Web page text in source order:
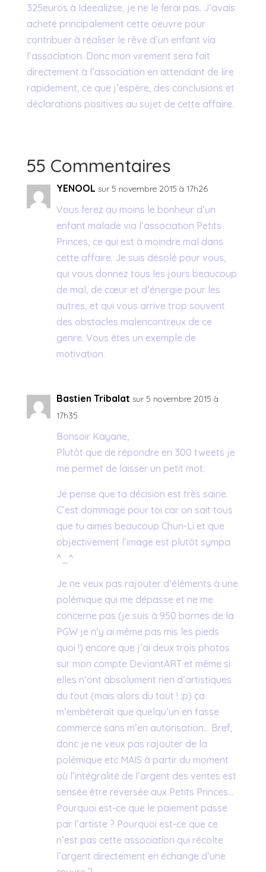
325euros à Ideealizse, je ne le ferai pas. J’avais
acheté principalement cette oeuvre pour
contribuer à réaliser le rêve d’un enfant via
l’association. Donc mon virement sera fait
directement à l’association en attendant de lire
rapidement, ce que j’espère, des conclusions et
déclarations positives au sujet de cette affaire.
55 Commentaires
YENOOL sur 5 novembre 2015 à 17h26
Vous ferez au moins le bonheur d’un
enfant malade via l’association Petits
Princes, ce qui est à moindre mal dans
cette affaire. Je suis désolé pour vous,
qui vous donnez tous les jours beaucoup
de mal, de cœur et d’énergie pour les
autres, et qui vous arrive trop souvent
des obstacles malencontreux de ce
genre. Vous êtes un exemple de
motivation.
Bastien Tribalat sur 5 novembre 2015 à
17h35
Bonsoir Kayane,
Plutôt que de répondre en 300 tweets je
me permet de laisser un petit mot.
Je pense que ta décision est très saine.
C’est dommage pour toi car on sait tous
que tu aimes beaucoup Chun-Li et que
objectivement l’image est plutôt sympa
^_^
Je ne veux pas rajouter d’éléments à une
polémique qui me dépasse et ne me
concerne pas (je suis à 950 bornes de la
PGW je n’y ai même pas mis les pieds
quoi !) encore que j’ai deux trois photos
sur mon compte DeviantART et même si
elles n’ont absolument rien d’artistiques
du tout (mais alors du tout ! :p) ça
m’embêterait que quelqu’un en fasse
commerce sans m’en autorisation… Bref,
donc je ne veux pas rajouter de la
polémique etc MAIS à partir du moment
où l’intégralité de l’argent des ventes est
sensée être reversée aux Petits Princes…
Pourquoi est-ce que le paiement passe
par l’artiste ? Pourquoi est-ce que ce
n’est pas cette association qui récolte
l’argent directement en échange d’une